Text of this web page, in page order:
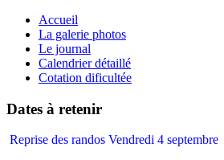
Accueil
La galerie photos
Le journal
Calendrier détaillé
Cotation dificultée
Dates à retenir
Reprise des randos Vendredi 4 septembre
précédente
précédent
suivante
suivant